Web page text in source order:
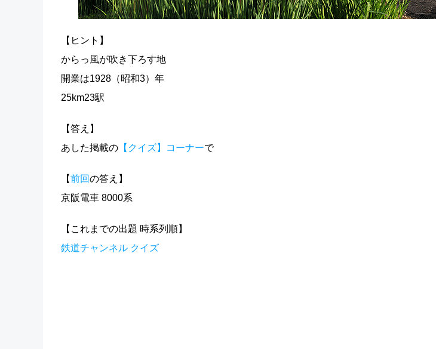
【ヒント】
からっ風が吹き下ろす地
開業は1928（昭和3）年
25km23駅
【答え】
あした掲載の 【クイズ】コーナーで
【前回の答え】
京阪電車 8000系
【これまでの出題 時系列順】
鉄道チャンネル クイズ